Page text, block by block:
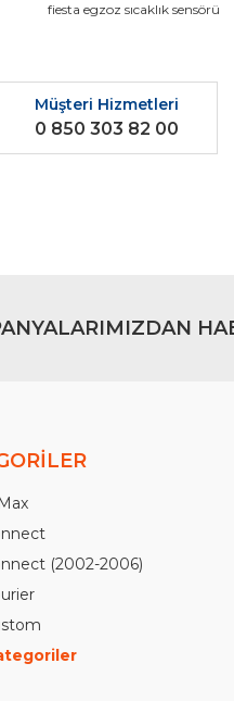
açıklamasında eksik bilgiler
bilgilerinde hatalar bulunuyor.
fiesta egzoz sıcaklık sensörü
Müşteri Hizmetleri
0 850 303 82 00
(2002-2006)